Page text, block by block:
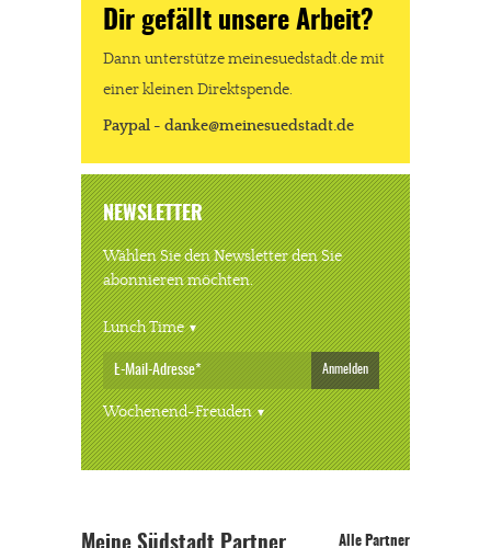
Dir gefällt unsere Arbeit?
Dann unterstütze meinesuedstadt.de mit
einer kleinen Direktspende.
Paypal - danke@meinesuedstadt.de
NEWSLETTER
Wählen Sie den Newsletter den Sie
abonnieren möchten.
Lunch Time
Anmelden
Wochenend-Freuden
Alle Partner